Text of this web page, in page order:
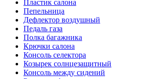
Пластик салона
Пепельница
Дефлектор воздушный
Педаль газа
Полка багажника
Крючки салона
Консоль селектора
Козырек солнцезащитный
Консоль между сидений